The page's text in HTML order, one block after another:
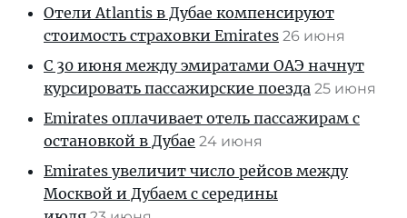
Отели Atlantis в Дубае компенсируют
стоимость страховки Emirates 26 июня
С 30 июня между эмиратами ОАЭ начнут
курсировать пассажирские поезда 25 июня
Emirates оплачивает отель пассажирам с
остановкой в Дубае 24 июня
Emirates увеличит число рейсов между
Москвой и Дубаем с середины